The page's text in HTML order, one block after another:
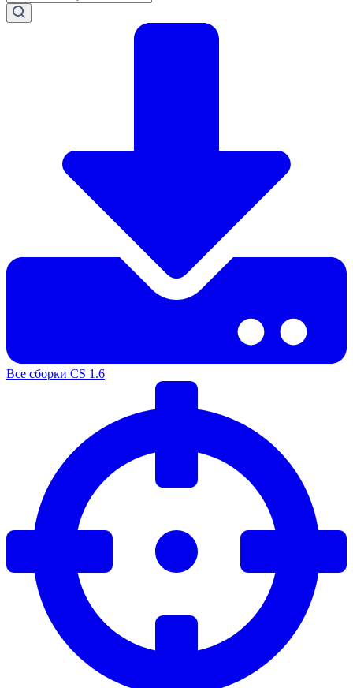
Все сборки CS 1.6